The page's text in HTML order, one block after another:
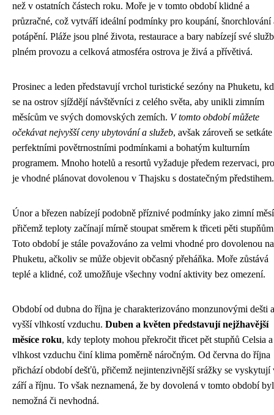
než v ostatních částech roku. Moře je v tomto období klidné a
průzračné, což vytváří ideální podmínky pro koupání, šnorchlování
potápění. Pláže jsou plné života, restaurace a bary nabízejí své
plném provozu a celková atmosféra ostrova je živá a přívětivá.
Prosinec a leden představují vrchol turistické sezóny na Phuketu,
se na ostrov sjíždějí návštěvníci z celého světa, aby unikli zimním
měsícům ve svých domovských zemích. V tomto období můžete
očekávat nejvyšší ceny ubytování a služeb, avšak zároveň se setkáte
perfektními povětrnostními podmínkami a bohatým kulturním
programem. Mnoho hotelů a resortů vyžaduje předem rezervaci,
je vhodné plánovat dovolenou v Thajsku s dostatečným předstihem.
Únor a březen nabízejí podobně příznivé podmínky jako zimní
přičemž teploty začínají mírně stoupat směrem k třiceti pěti
Toto období je stále považováno za velmi vhodné pro dovolenou na
Phuketu, ačkoliv se může objevit občasný přeháňka. Moře zůstává
teplé a klidné, což umožňuje všechny vodní aktivity bez omezení.
Období od dubna do října je charakterizováno monzunovými dešti a
vyšší vlhkostí vzduchu. Duben a květen představují nejžhavější
měsíce roku, kdy teploty mohou překročit třicet pět stupňů Celsia a
vlhkost vzduchu činí klima poměrně náročným. Od června do října
přichází období dešťů, přičemž nejintenzivnější srážky se vyskytují
září a říjnu. To však neznamená, že by dovolená v tomto období
nemožná či nevhodná.